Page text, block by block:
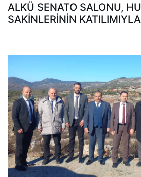
ALKÜ SENATO SALONU,
SAKİNLERİNİN